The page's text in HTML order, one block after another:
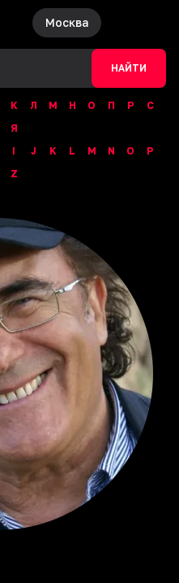
Москва
НАЙТИ
К Л М Н О П Р
С
Я
I J K L M N O
P
Z